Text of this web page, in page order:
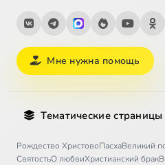
Мне нужна помощь
Тематические
Рождество ХристовоПасхаВеликий
СвятостьО любвиХристианский брак